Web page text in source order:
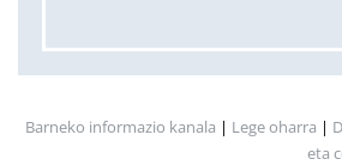
Barneko informazio kanala | Lege oharra |
eta